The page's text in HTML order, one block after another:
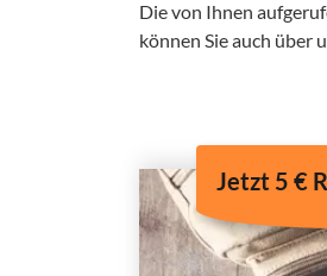
Die von Ihnen
können Sie auch über
Jetzt 5 €